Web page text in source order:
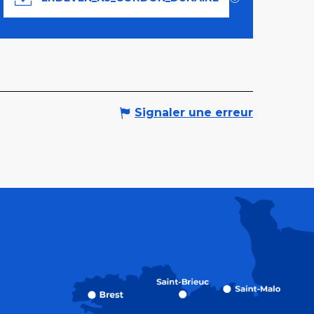
Signaler une erreur